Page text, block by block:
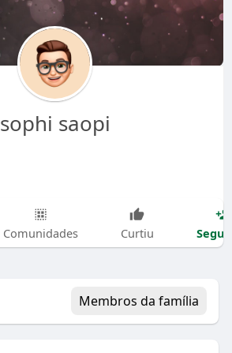
sophi saopi
Comunidades Curtiu
Membros da família